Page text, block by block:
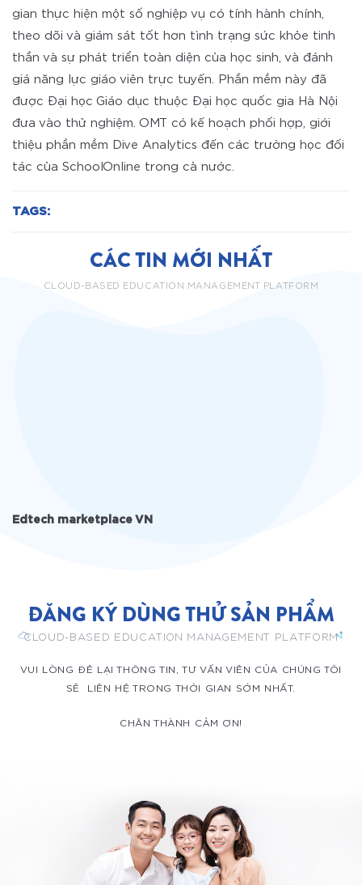
gian thực hiện một số nghiệp vụ có tính hành chính,
theo dõi và giám sát tốt hơn tình trạng sức khỏe tinh
thần và sự phát triển toàn diện của học sinh, và đánh
giá năng lực giáo viên trực tuyến. Phần mềm này đã
được Đại học Giáo dục thuộc Đại học quốc gia Hà Nội
đưa vào thử nghiệm. OMT có kế hoạch phối hợp, giới
thiệu phần mềm Dive Analytics đến các trường học đối
tác của SchoolOnline trong cả nước.
TAGS:
CÁC TIN MỚI NHẤT
CLOUD-BASED EDUCATION MANAGEMENT PLATFORM
Edtech marketplace VN
ĐĂNG KÝ DÙNG THỬ SẢN PHẨM
CLOUD-BASED EDUCATION MANAGEMENT PLATFORM
VUI LÒNG ĐÊ LẠI THÔNG TIN, TƯ VẤN VIÊN CỦA CHÚNG TÔI
SẼ LIÊN HỆ TRONG THỜI GIAN SỚM NHẤT.
CHÂN THÀNH CẢM ƠN!